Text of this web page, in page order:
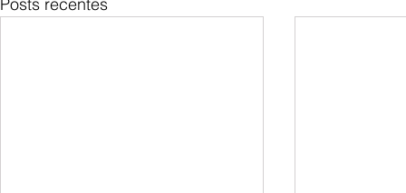
Posts recentes